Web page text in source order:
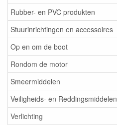
Rubber- en PVC produkten
Stuurinrichtingen en accessoires
Op en om de boot
Rondom de motor
Smeermiddelen
Veiligheids- en Reddingsmiddelen
Verlichting